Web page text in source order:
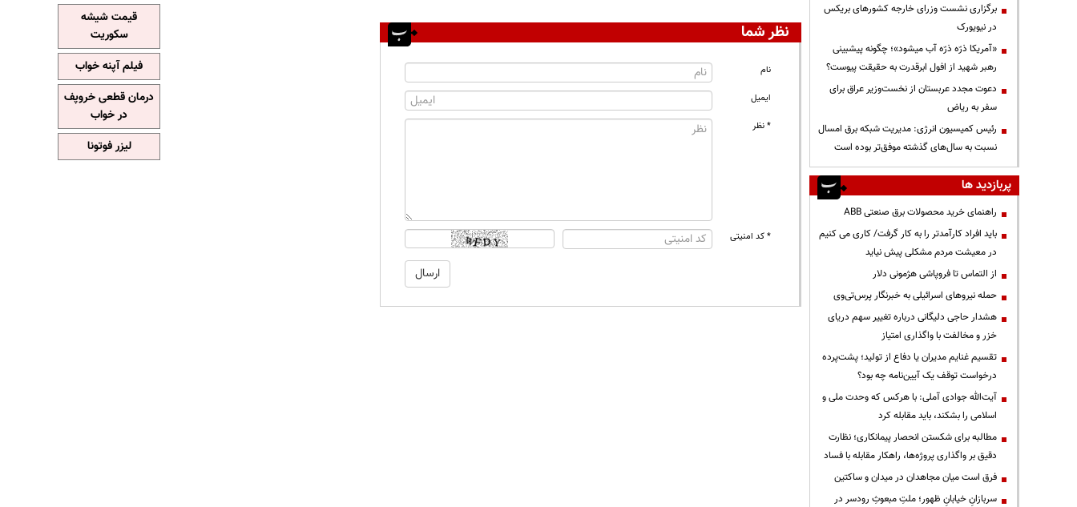
نظر شما
نام
ایمیل
* نظر
* کد امنیتی
برگزاری نشست وزرای خارجه کشورهای بریکس
در نیویورک
«آمریکا ذرّه ذرّه آب میشود»؛ چگونه پیشبینی
رهبر شهید از افول ابرقدرت به حقیقت پیوست؟
دعوت مجدد عربستان از نخست‌وزیر عراق برای
سفر به ریاض
رئیس کمیسیون انرژی: مدیریت شبکه برق امسال
نسبت به سال‌های گذشته موفق‌تر بوده است
پربازدید ها
راهنمای خرید محصولات برق صنعتی ABB
باید افراد کارآمدتر را به کار گرفت/ کاری می کنیم
در معیشت مردم مشکلی پیش نیاید
از التماس تا فروپاشی هژمونی دلار
حمله نیروهای اسرائیلی به خبرنگار پرس‌تی‌وی
هشدار حاجی دلیگانی درباره تغییر سهم دریای
خزر و مخالفت با واگذاری امتیاز
تقسیم غنایم مدیران یا دفاع از تولید؛ پشت‌پرده
درخواست توقف یک آیین‌نامه چه بود؟
آیت‌الله جوادی آملی: با هرکس که وحدت ملی و
اسلامی را بشکند، باید مقابله کرد
مطالبه برای شکستن انحصار پیمانکاری؛ نظارت
دقیق بر واگذاری پروژه‌ها، راهکار مقابله با فساد
فرق است میان مجاهدان در میدان و ساکتین
سربازانِ خیابانِ ظهور؛ ملتِ مبعوثِ رودسر در
قیمت شیشه
سکوریت
فیلم آپنه خواب
درمان قطعی خروپف
در خواب
لیزر فوتونا